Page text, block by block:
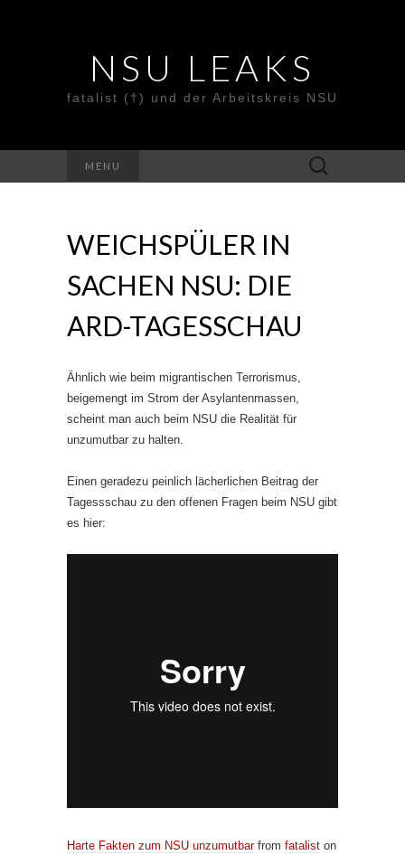
NSU LEAKS
fatalist (†) und der Arbeitskreis NSU
MENU
Suche
nach:
WEICHSPÜLER IN
SACHEN NSU: DIE
ARD-TAGESSCHAU
Ähnlich wie beim migrantischen Terrorismus,
beigemengt im Strom der Asylantenmassen,
scheint man auch beim NSU die Realität für
unzumutbar zu halten.
Einen geradezu peinlich lächerlichen Beitrag der
Tagessschau zu den offenen Fragen beim NSU gibt
es hier:
Harte Fakten zum NSU unzumutbarfrom fatalist on